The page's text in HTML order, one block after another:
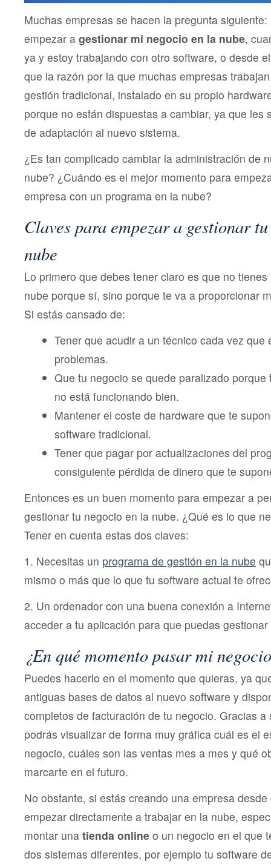
Muchas empresas se hacen la pregunta
empezar a gestionar mi negocio en la nube,
ya y estoy trabajando con otro software, o desde
que la razón por la que muchas empresas
gestión tradicional, instalado en su propio
porque no están dispuestas a cambiar, ya que les
de adaptación al nuevo sistema.
¿Es tan complicado cambiar la administración de
nube? ¿Cuándo es el mejor momento para
empresa con un programa en la nube?
Claves para empezar a gestionar
nube
Lo primero que debes tener claro es que no
nube porque sí, sino porque te va a proporcionar
Si estás cansado de:
Tener que acudir a un técnico cada vez que
problemas.
Que tu negocio se quede paralizado
no está funcionando bien.
Mantener el coste de hardware que te
software tradicional.
Tener que pagar por actualizaciones del
consiguiente pérdida de dinero que te
Entonces es un buen momento para empezar a
gestionar tu negocio en la nube. ¿Qué es lo que
Tener en cuenta estas dos claves:
1. Necesitas un programa de gestión en la nube
mismo o más que lo que tu software actual te
2. Un ordenador con una buena conexión a
acceder a tu aplicación para que puedas
¿En qué momento pasar mi
Puedes hacerlo en el momento que quieras, ya
antiguas bases de datos al nuevo software y
completos de facturación de tu negocio. Gracias
podrás visualizar de forma muy gráfica cuál es el
negocio, cuáles son las ventas mes a mes y qué
marcarte en el futuro.
No obstante, si estás creando una empresa
empezar directamente a trabajar en la nube,
montar una tienda online o un negocio en el que
dos sistemas diferentes, por ejemplo tu software